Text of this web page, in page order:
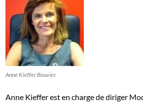
Anne Kieffer Bouvier.
Anne Kieffer est en charge de diriger